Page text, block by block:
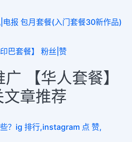
报 包月套餐(入门套餐30新作品)
巴套餐】 粉丝|赞
【华人套餐】
章推荐
？ig 排行,instagram 点 赞,